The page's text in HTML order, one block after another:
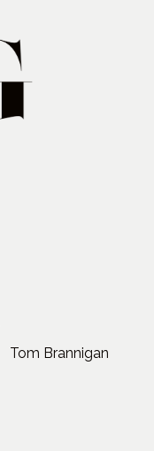
Tom Brannigan